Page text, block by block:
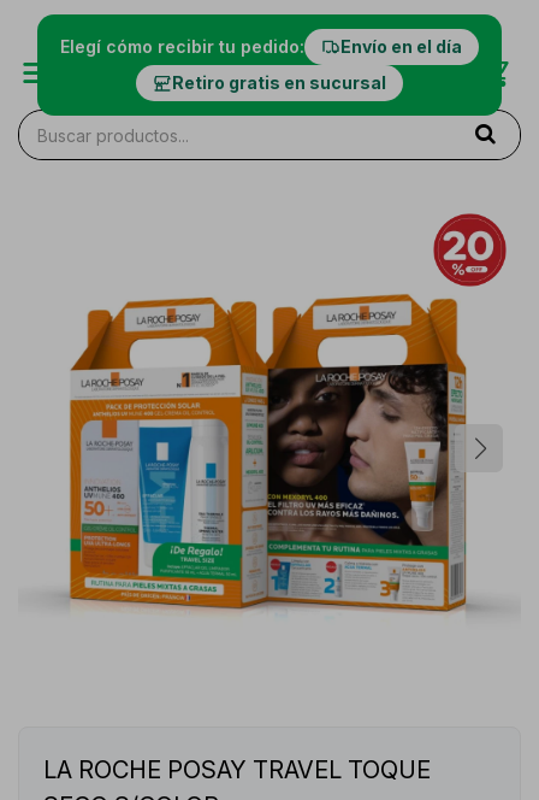
Elegí cómo recibir tu pedido:
Envío en el día
Retiro gratis en sucursal
LA ROCHE POSAY TRAVEL TOQUE